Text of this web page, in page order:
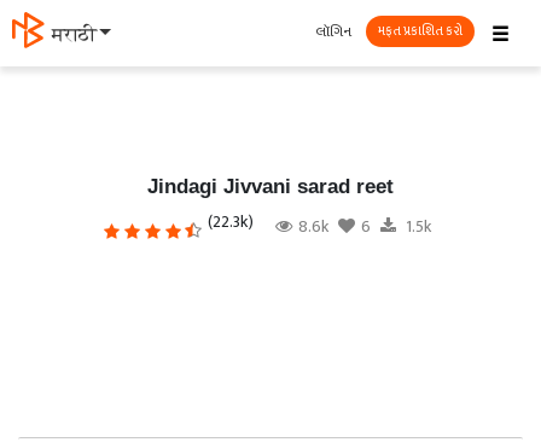
मराठी ☰
લૉગિન મફત પ્રકાશિત કરો
Jindagi Jivvani sarad reet
(22.3k) 8.6k 6 1.5k